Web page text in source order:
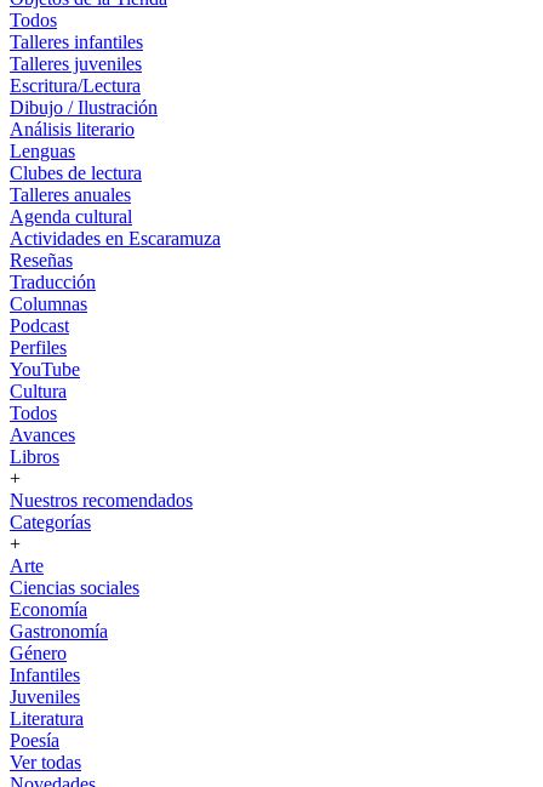
Todos
Talleres infantiles
Talleres juveniles
Escritura/Lectura
Dibujo / Ilustración
Análisis literario
Lenguas
Clubes de lectura
Talleres anuales
Agenda cultural
Actividades en Escaramuza
Reseñas
Traducción
Columnas
Podcast
Perfiles
YouTube
Cultura
Todos
Avances
Libros
+
Nuestros recomendados
Categorías
+
Arte
Ciencias sociales
Economía
Gastronomía
Género
Infantiles
Juveniles
Literatura
Poesía
Ver todas